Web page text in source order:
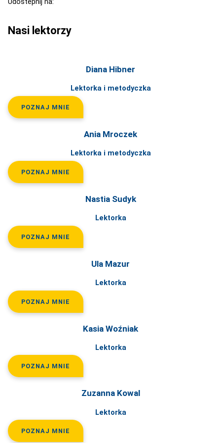
Nasi lektorzy
Diana Hibner
Lektorka i metodyczka
POZNAJ MNIE
Ania Mroczek
Lektorka i metodyczka
POZNAJ MNIE
Nastia Sudyk
Lektorka
POZNAJ MNIE
Ula Mazur
Lektorka
POZNAJ MNIE
Kasia Woźniak
Lektorka
POZNAJ MNIE
Zuzanna Kowal
Lektorka
POZNAJ MNIE